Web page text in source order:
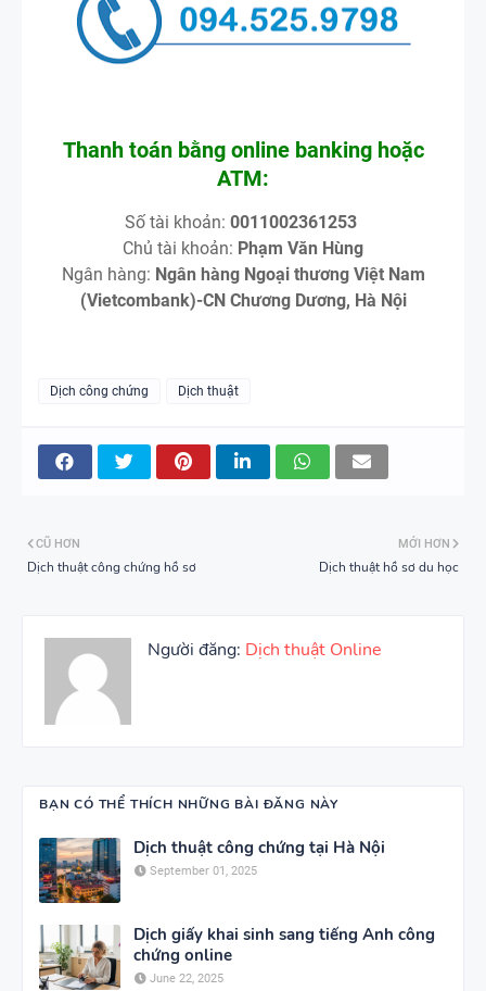
Thanh toán bằng online banking hoặc
ATM:
Số tài khoản: 0011002361253
Chủ tài khoản: Phạm Văn Hùng
Ngân hàng: Ngân hàng Ngoại thương Việt Nam
(Vietcombank)-CN Chương Dương, Hà Nội
Dịch công chứng Dịch thuật
MỚI HƠN
Dịch thuật hồ sơ du học
CŨ HƠN
Dịch thuật công chứng hồ sơ
Người đăng: Dịch thuật Online
BẠN CÓ THỂ THÍCH NHỮNG BÀI ĐĂNG NÀY
Dịch thuật công chứng tại Hà Nội
September 01, 2025
Dịch giấy khai sinh sang tiếng Anh công
chứng online
June 22, 2025